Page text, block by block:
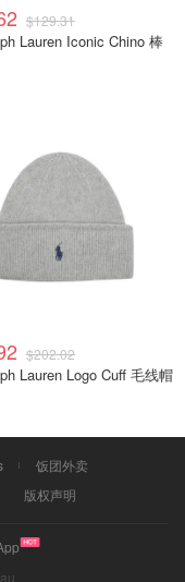
$129.31
Lauren Iconic Chino 棒
$202.02
Lauren Logo Cuff 毛线帽
饭团外卖
版权声明